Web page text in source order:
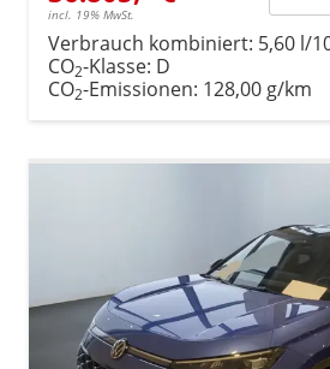
incl. 19% MwSt.
Verbrauch kombiniert: 5,60 l/
CO2-Klasse: D
CO2-Emissionen: 128,00 g/km